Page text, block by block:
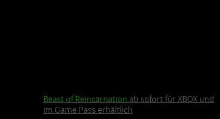
Beast of Reincarnation ab sofort für XBOX und
im Game Pass erhältlich